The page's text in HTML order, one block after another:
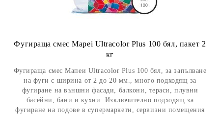
Фугираща смес Mapei Ultracolor Plus 100 бял, пакет 2
кг
Фугираща смес Мапеи Ultracolor Plus 100 бял, за запълване
на фуги с ширина от 2 до 20 мм., много подходящ за
фугиране на външни фасади, балкони, тераси, плувни
басейни, бани и кухни. Изключително подходящ за
фугиране на подове в супермаркети, сервизни помещения